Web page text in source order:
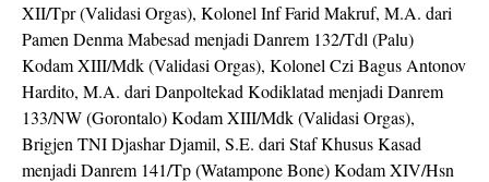
XII/Tpr (Validasi Orgas), Kolonel Inf Farid Makruf, M.A. dari
Pamen Denma Mabesad menjadi Danrem 132/Tdl (Palu)
Kodam XIII/Mdk (Validasi Orgas), Kolonel Czi Bagus Antonov
Hardito, M.A. dari Danpoltekad Kodiklatad menjadi Danrem
133/NW (Gorontalo) Kodam XIII/Mdk (Validasi Orgas),
Brigjen TNI Djashar Djamil, S.E. dari Staf Khusus Kasad
menjadi Danrem 141/Tp (Watampone Bone) Kodam XIV/Hsn